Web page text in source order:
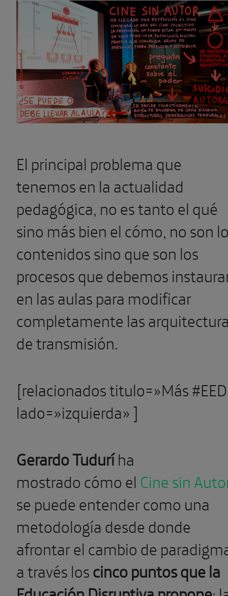
El principal problema que
tenemos en la actualidad
pedagógica, no es tanto el qué
sino más bien el cómo, no son
contenidos sino que son los
procesos que debemos
en las aulas para modificar
completamente las
de transmisión.
[relacionados titulo=»Más
lado=»izquierda» ]
Gerardo Tuduríha
mostrado cómo el Cine sin
se puede entender como una
metodología desde donde
afrontar el cambio de
a través loscinco puntos que la